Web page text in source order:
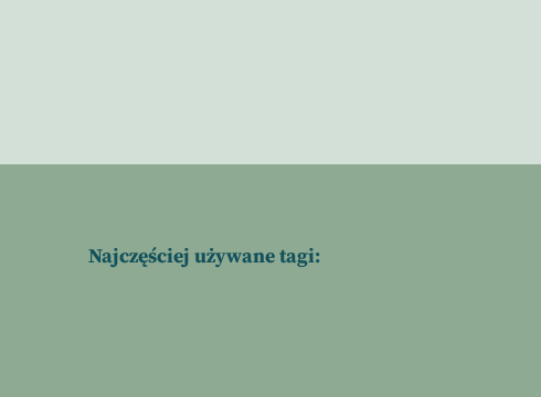
Najczęściej używane tagi: